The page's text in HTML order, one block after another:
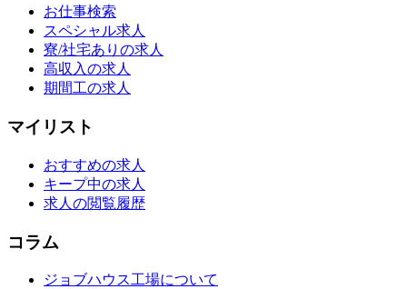
お仕事検索
スペシャル求人
寮/社宅ありの求人
高収入の求人
期間工の求人
マイリスト
おすすめの求人
キープ中の求人
求人の閲覧履歴
コラム
ジョブハウス工場について